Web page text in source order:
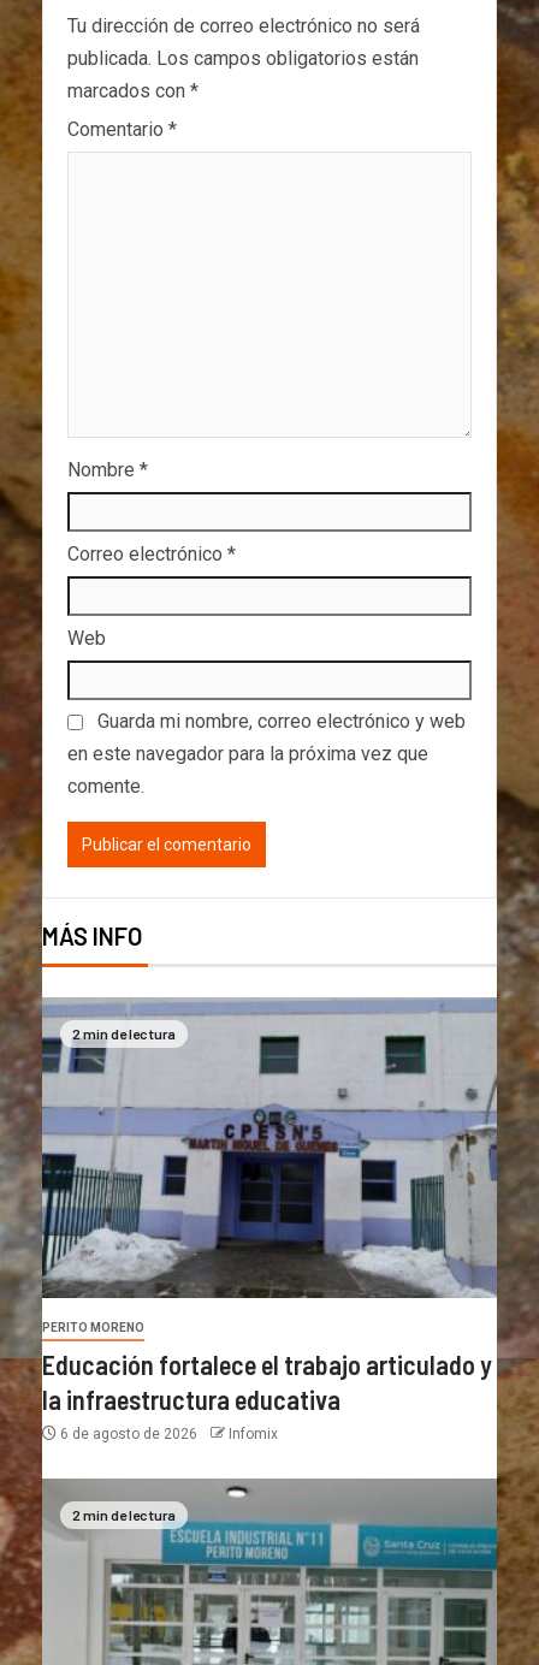
Tu dirección de correo electrónico no será
publicada. Los campos obligatorios están
marcados con *
Comentario *
Nombre *
Correo electrónico *
Web
Guarda mi nombre, correo electrónico y web
en este navegador para la próxima vez que
comente.
MÁS INFO
2 min de lectura
PERITO MORENO
Educación fortalece el trabajo articulado y
la infraestructura educativa
6 de agosto de 2026 Infomix
2 min de lectura